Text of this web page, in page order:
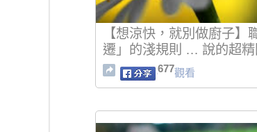
【想涼快，就別做廚子】
遷」的淺規則 … 說的超精
677觀看